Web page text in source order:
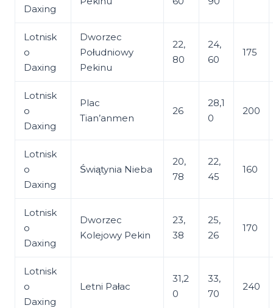
Daxing
Lotnisk
o
Daxing
Dworzec
Południowy
Pekinu
22,
80
24,
60
175
Lotnisk
o
Daxing
Plac
Tian’anmen
26
28,1
0
200
Lotnisk
o
Daxing
Świątynia Nieba
20,
78
22,
45
160
Lotnisk
o
Daxing
Dworzec
Kolejowy Pekin
23,
38
25,
26
170
Lotnisk
o
Daxing
Letni Pałac
31,2
0
33,
70
240